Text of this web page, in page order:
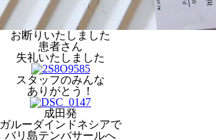
お断りいたしました
患者さん
失礼いたしました
スタッフのみんな
ありがとう！
成田発
ガルーダインドネシアで
バリ島テンバサールへ